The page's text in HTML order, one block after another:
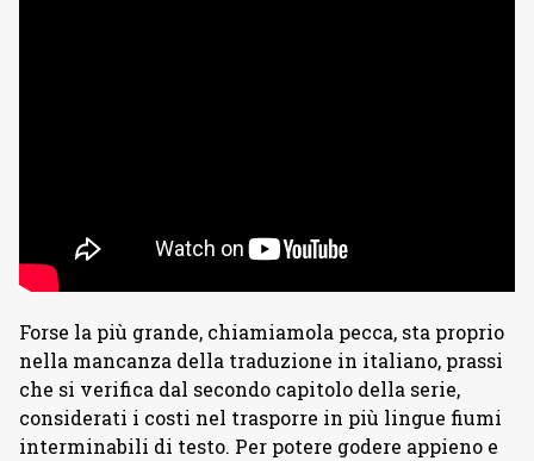
Forse la più grande, chiamiamola pecca, sta proprio
nella mancanza della traduzione in italiano, prassi
che si verifica dal secondo capitolo della serie,
considerati i costi nel trasporre in più lingue fiumi
interminabili di testo. Per potere godere appieno e